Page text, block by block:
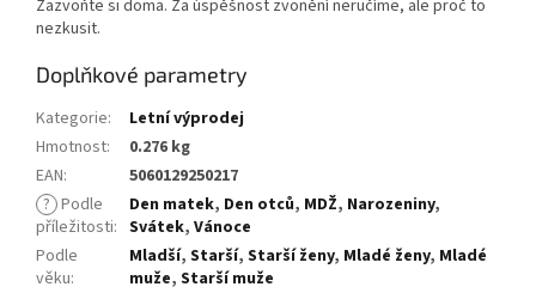
Zazvoňte si doma. Za úspěšnost zvonění neručíme, ale proč to
nezkusit.
Doplňkové parametry
Kategorie:
Letní výprodej
Hmotnost:
0.276 kg
EAN:
5060129250217
? Podle
příležitosti:
Den matek, Den otců, MDŽ, Narozeniny,
Svátek, Vánoce
Podle
věku:
Mladší, Starší, Starší ženy, Mladé ženy, Mladé
muže, Starší muže